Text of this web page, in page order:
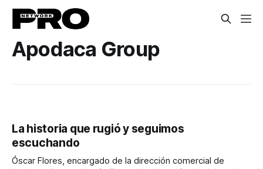
Apodaca Group
La historia que rugió y seguimos
escuchando
Óscar Flores, encargado de la dirección comercial de